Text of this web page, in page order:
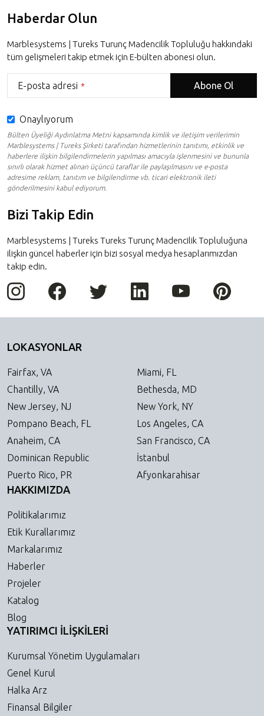
Haberdar Olun
Marblesystems | Tureks Turunç Madencilik Topluluğu hakkındaki
tüm gelişmeleri takip etmek için E-bülten abonesi olun.
E-posta adresi *
Onaylıyorum
Bülten Üyeliği Aydınlatma Metni kapsamında kimlik ve iletişim verilerimin
Marblesystems | Tureks Şirketi tarafından hizmetlerinin tanıtımı, etkinlik ve
haberlere ilişkin bilgilendirmelerin yapılması amacıyla işlenmesini ve bununla
sınırlı olarak hizmet alınan üçüncü taraflar ile paylaşılmasını ve e-posta
adresime reklam, tanıtım ve bilgilendirme vb. ticari elektronik ileti
gönderilmesini kabul ediyorum.
Abone Ol
This
should
be
left
blank
Bizi Takip Edin
Marblesystems | Tureks Tureks Turunç Madencilik Topluluğuna
ilişkin güncel haberler için bizi sosyal medya hesaplarımızdan
takip edin.
LOKASYONLAR
Fairfax, VA
Chantilly, VA
New Jersey, NJ
Pompano Beach, FL
Anaheim, CA
Dominican Republic
Puerto Rico, PR
Miami, FL
Bethesda, MD
New York, NY
Los Angeles, CA
San Francisco, CA
İstanbul
Afyonkarahisar
HAKKIMIZDA
Politikalarımız
Etik Kurallarımız
Markalarımız
Haberler
Projeler
Katalog
Blog
YATIRIMCI İLİŞKİLERİ
Kurumsal Yönetim Uygulamaları
Genel Kurul
Halka Arz
Finansal Bilgiler